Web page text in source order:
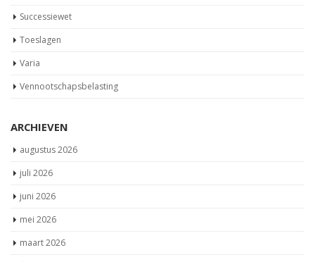
Successiewet
Toeslagen
Varia
Vennootschapsbelasting
ARCHIEVEN
augustus 2026
juli 2026
juni 2026
mei 2026
maart 2026